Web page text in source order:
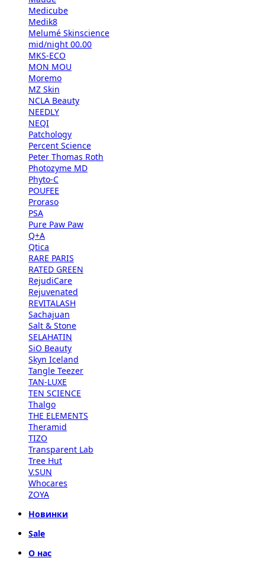
Medicube
Medik8
Melumé Skinscience
mid/night 00.00
MKS-ECO
MON MOU
Moremo
MZ Skin
NCLA Beauty
NEEDLY
NEQI
Patchology
Percent Science
Peter Thomas Roth
Photozyme MD
Phyto-C
POUFEE
Proraso
PSA
Pure Paw Paw
Q+A
Qtica
RARE PARIS
RATED GREEN
RejudiCare
Rejuvenated
REVITALASH
Sachajuan
Salt & Stone
SELAHATIN
SiO Beauty
Skyn Iceland
Tangle Teezer
TAN-LUXE
TEN SCIENCE
Thalgo
THE ELEMENTS
Theramid
TIZO
Transparent Lab
Tree Hut
V.SUN
Whocares
ZOYA
Новинки
Sale
О нас